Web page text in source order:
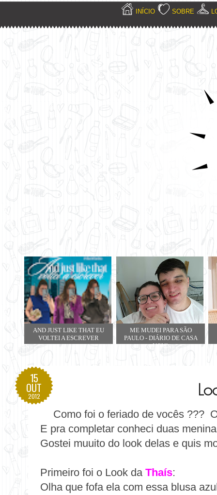
INÍCIO SOBRE
AND JUST LIKE THAT EU
VOLTEI A ESCREVER
ME MUDEI PARA SÃO
PAULO - DIÁRIO DE CASA
NOVA
15
OUT
2012
Como foi o feriado de vocês ???
E pra completar conheci duas
Gostei muuito do look delas e quis
Primeiro foi o Look da Thaís:
Olha que fofa ela com essa blusa